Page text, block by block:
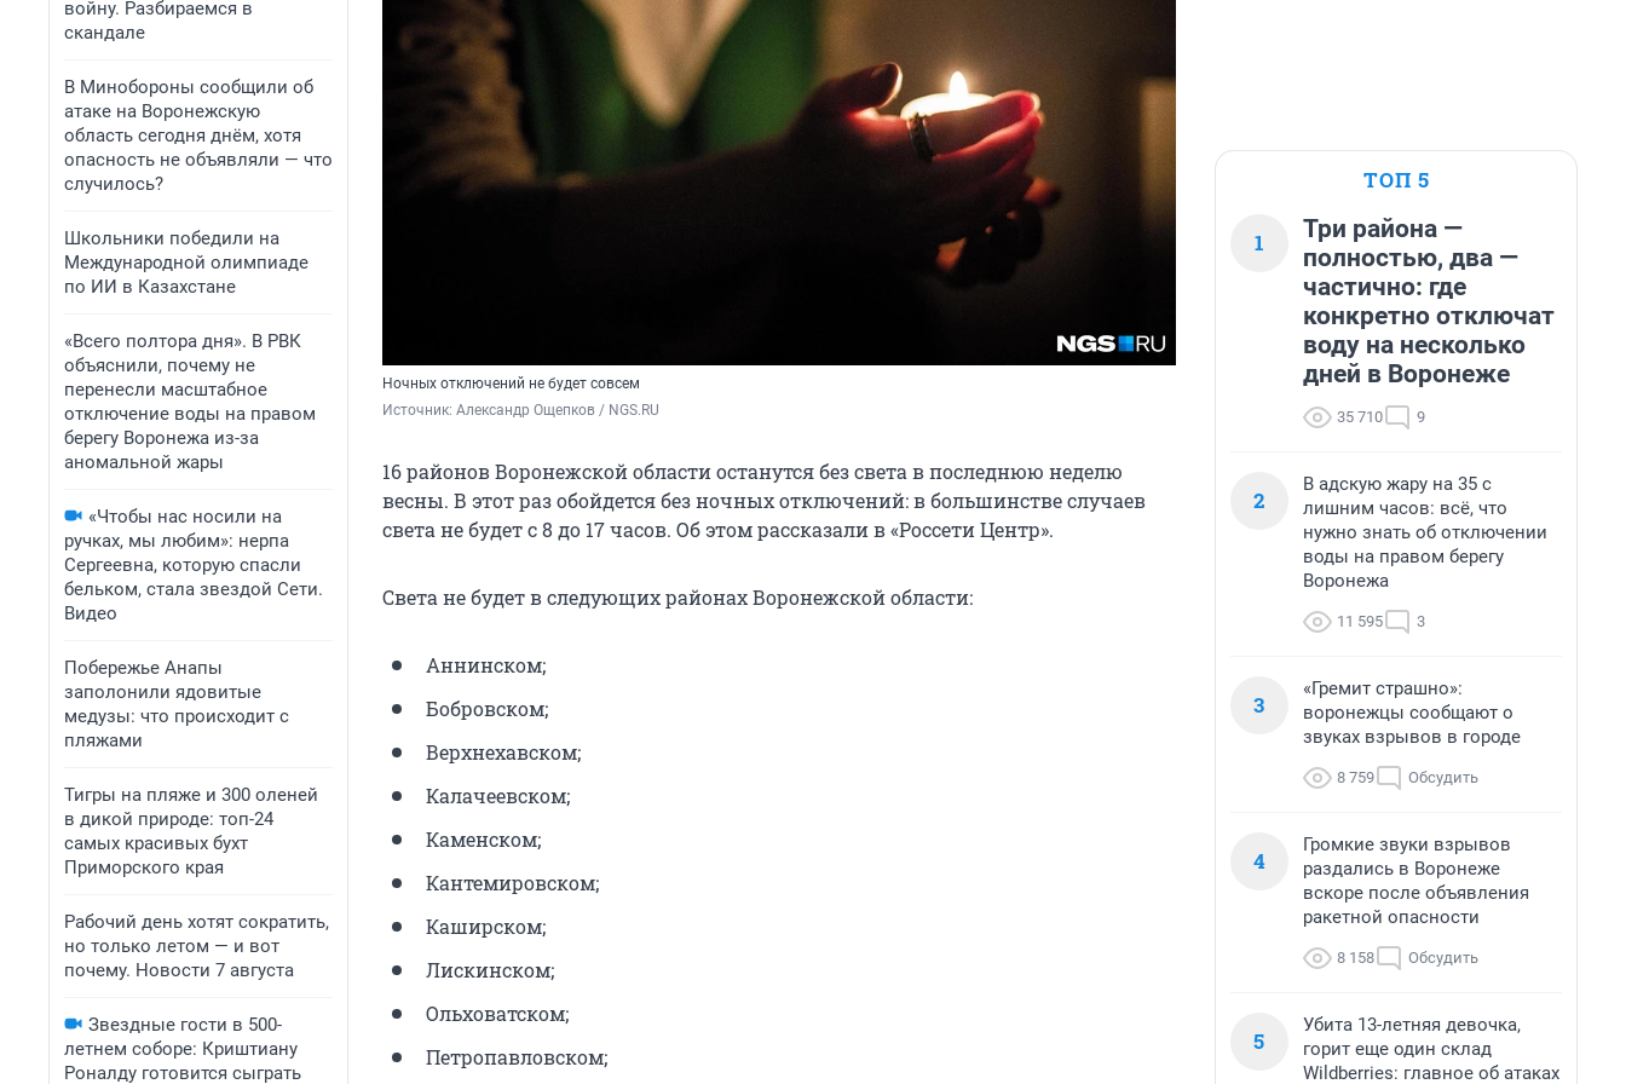
войну. Разбираемся в
скандале
В Минобороны сообщили об
атаке на Воронежскую
область сегодня днём, хотя
опасность не объявляли — что
случилось?
Школьники победили на
Международной олимпиаде
по ИИ в Казахстане
«Всего полтора дня». В РВК
объяснили, почему не
перенесли масштабное
отключение воды на правом
берегу Воронежа из-за
аномальной жары
«Чтобы нас носили на
ручках, мы любим»: нерпа
Сергеевна, которую спасли
бельком, стала звездой Сети.
Видео
Побережье Анапы
заполонили ядовитые
медузы: что происходит с
пляжами
Тигры на пляже и 300 оленей
в дикой природе: топ-24
самых красивых бухт
Приморского края
Рабочий день хотят сократить,
но только летом — и вот
почему. Новости 7 августа
Звездные гости в 500-
летнем соборе: Криштиану
Роналду готовится сыграть
Ночных отключений не будет совсем
Источник: Александр Ощепков / NGS.RU
16 районов Воронежской области останутся без света в последнюю неделю
весны. В этот раз обойдется без ночных отключений: в большинстве случаев
света не будет с 8 до 17 часов. Об этом рассказали в «Россети Центр».
Света не будет в следующих районах Воронежской области:
Аннинском;
Бобровском;
Верхнехавском;
Калачеевском;
Каменском;
Кантемировском;
Каширском;
Лискинском;
Ольховатском;
Петропавловском;
ТОП 5
1
Три района —
полностью, два —
частично: где
конкретно отключат
воду на несколько
дней в Воронеже
35 710 9
2
В адскую жару на 35 с
лишним часов: всё, что
нужно знать об отключении
воды на правом берегу
Воронежа
11 595 3
3
«Гремит страшно»:
воронежцы сообщают о
звуках взрывов в городе
8 759 Обсудить
4
Громкие звуки взрывов
раздались в Воронеже
вскоре после объявления
ракетной опасности
8 158 Обсудить
5
Убита 13-летняя девочка,
горит еще один склад
Wildberries: главное об атаках